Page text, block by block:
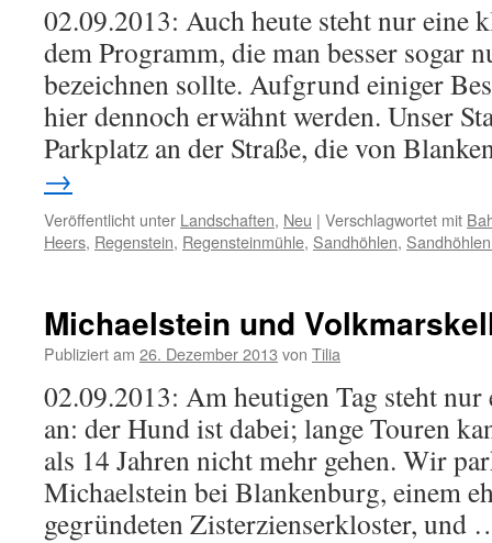
02.09.2013: Auch heute steht nur eine
dem Programm, die man besser sogar
bezeichnen sollte. Aufgrund einiger
hier dennoch erwähnt werden. Unser
Parkplatz an der Straße, die von
→
Veröffentlicht unter Landschaften, Neu | Verschlagwortet mit
Heers, Regenstein, Regensteinmühle, Sandhöhlen,
Michaelstein und
Publiziert am 26. Dezember 2013 von Tilia
02.09.2013: Am heutigen Tag steht
an: der Hund ist dabei; lange Touren
als 14 Jahren nicht mehr gehen. Wir
Michaelstein bei Blankenburg, einem
gegründeten Zisterzienserkloster,